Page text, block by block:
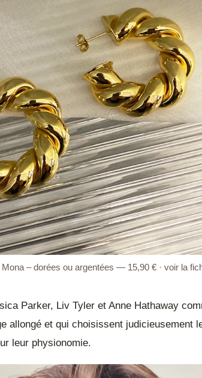
– dorées ou argentées — 15,90 € · voir la
Parker, Liv Tyler et Anne Hathaway
allongé et qui choisissent judicieusement
leur physionomie.